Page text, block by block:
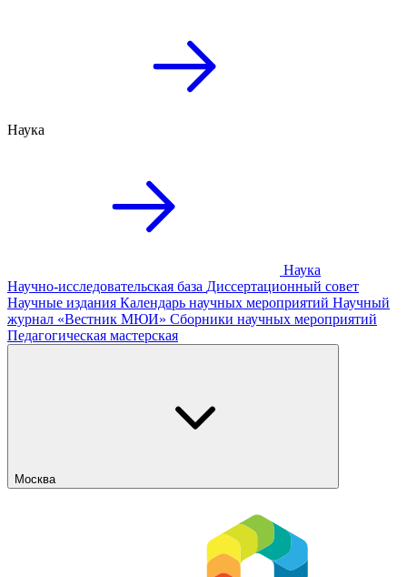
Наука
Наука
Научно-исследовательская база Диссертационный совет
Научные издания Календарь научных мероприятий Научный
журнал «Вестник МЮИ» Сборники научных мероприятий
Педагогическая мастерская
Москва